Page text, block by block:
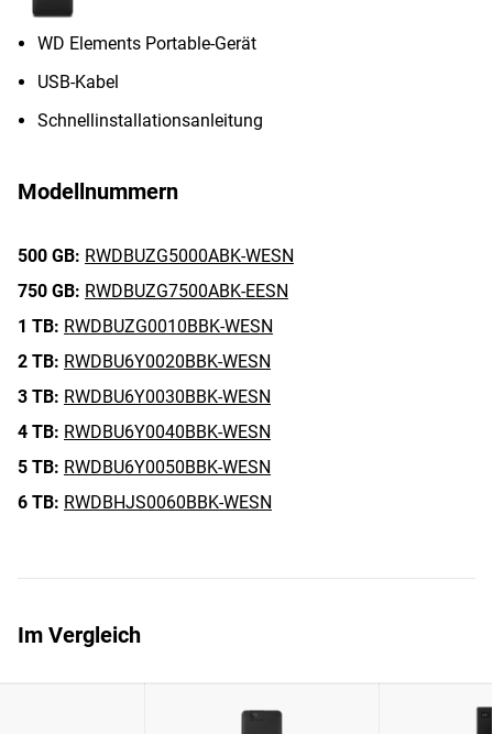
WD Elements Portable-Gerät
USB-Kabel
Schnellinstallationsanleitung
Modellnummern
500 GB: RWDBUZG5000ABK-WESN
750 GB: RWDBUZG7500ABK-EESN
1 TB: RWDBUZG0010BBK-WESN
2 TB: RWDBU6Y0020BBK-WESN
3 TB: RWDBU6Y0030BBK-WESN
4 TB: RWDBU6Y0040BBK-WESN
5 TB: RWDBU6Y0050BBK-WESN
6 TB: RWDBHJS0060BBK-WESN
Im Vergleich